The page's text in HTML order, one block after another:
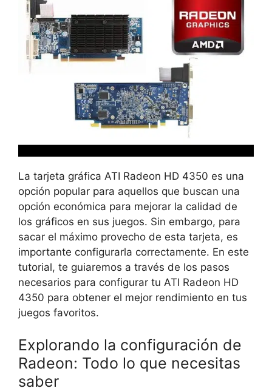
La tarjeta gráfica ATI Radeon HD 4350 es una
opción popular para aquellos que buscan una
opción económica para mejorar la calidad de
los gráficos en sus juegos. Sin embargo, para
sacar el máximo provecho de esta tarjeta, es
importante configurarla correctamente. En este
tutorial, te guiaremos a través de los pasos
necesarios para configurar tu ATI Radeon HD
4350 para obtener el mejor rendimiento en tus
juegos favoritos.
Explorando la configuración de
Radeon: Todo lo que necesitas
saber